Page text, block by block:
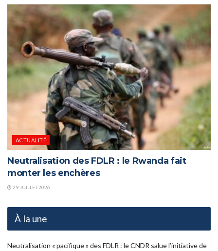
ACTUALITÉ
Neutralisation des FDLR : le Rwanda fait
monter les enchères
29 JUILLET 2026
À la une
Neutralisation « pacifique » des FDLR : le CNDR salue l’initiative de